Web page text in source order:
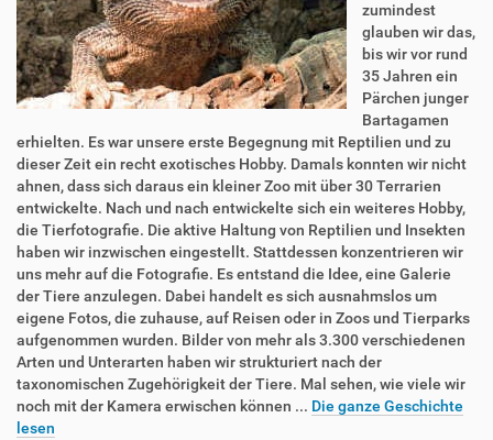
zumindest
glauben wir das,
bis wir vor rund
35 Jahren ein
Pärchen junger
Bartagamen
erhielten. Es war unsere erste Begegnung mit Reptilien und zu
dieser Zeit ein recht exotisches Hobby. Damals konnten wir nicht
ahnen, dass sich daraus ein kleiner Zoo mit über 30 Terrarien
entwickelte. Nach und nach entwickelte sich ein weiteres Hobby,
die Tierfotografie. Die aktive Haltung von Reptilien und Insekten
haben wir inzwischen eingestellt. Stattdessen konzentrieren wir
uns mehr auf die Fotografie. Es entstand die Idee, eine Galerie
der Tiere anzulegen. Dabei handelt es sich ausnahmslos um
eigene Fotos, die zuhause, auf Reisen oder in Zoos und Tierparks
aufgenommen wurden. Bilder von mehr als 3.300 verschiedenen
Arten und Unterarten haben wir strukturiert nach der
taxonomischen Zugehörigkeit der Tiere. Mal sehen, wie viele wir
noch mit der Kamera erwischen können ... Die ganze Geschichte
lesen